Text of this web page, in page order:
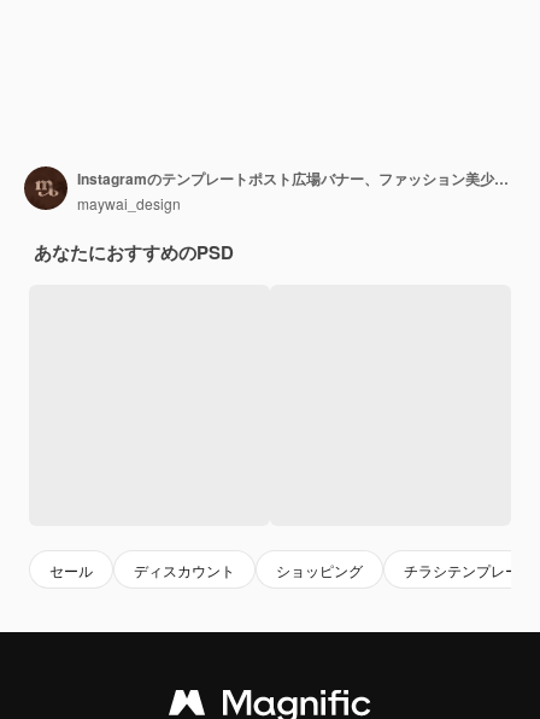
Instagramのテンプレートポスト広場バナー、ファッション美少女ミニマリズムエレガントなきれいなピンクの販売
maywai_design
あなたにおすすめのPSD
セール ディスカウント ショッピング チラシテンプレート